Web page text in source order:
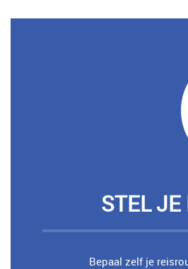
STEL JE
Bepaal zelf je